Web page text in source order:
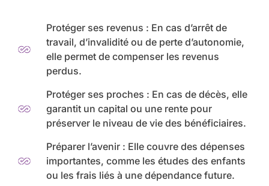
Protéger ses revenus : En cas d’arrêt de
travail, d’invalidité ou de perte d’autonomie,
elle permet de compenser les revenus
perdus.
Protéger ses proches : En cas de décès, elle
garantit un capital ou une rente pour
préserver le niveau de vie des bénéficiaires.
Préparer l’avenir : Elle couvre des dépenses
importantes, comme les études des enfants
ou les frais liés à une dépendance future.